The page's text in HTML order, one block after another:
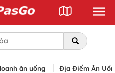
ăn uống Địa Điểm Ăn